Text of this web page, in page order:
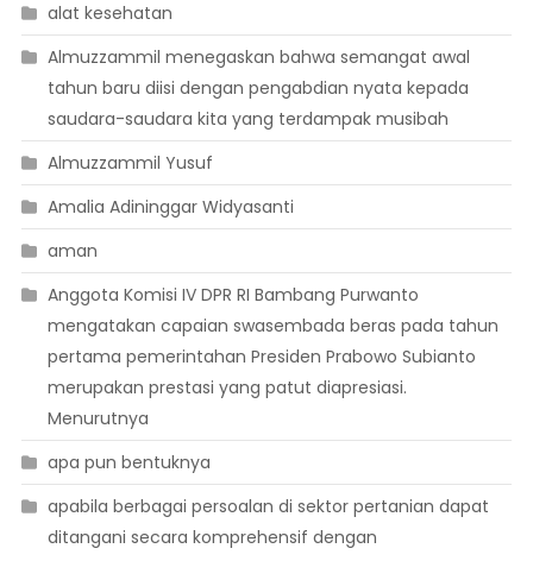
alat kesehatan
Almuzzammil menegaskan bahwa semangat awal
tahun baru diisi dengan pengabdian nyata kepada
saudara-saudara kita yang terdampak musibah
Almuzzammil Yusuf
Amalia Adininggar Widyasanti
aman
Anggota Komisi IV DPR RI Bambang Purwanto
mengatakan capaian swasembada beras pada tahun
pertama pemerintahan Presiden Prabowo Subianto
merupakan prestasi yang patut diapresiasi.
Menurutnya
apa pun bentuknya
apabila berbagai persoalan di sektor pertanian dapat
ditangani secara komprehensif dengan